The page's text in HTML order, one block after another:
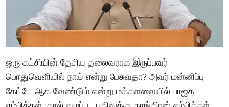
ஒரு கட்சியின் தேசிய தலைவராக இருப்பவர்
பொதுவெளியில் நாய் என்று பேசுவதா? அவர் மன்னிப்பு
கேட்டே ஆக வேண்டும் என்று மக்களவையில் பாஜக